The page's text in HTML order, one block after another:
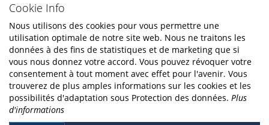
Cookie Info
Nous utilisons des cookies pour vous permettre une
utilisation optimale de notre site web. Nous ne traitons les
données à des fins de statistiques et de marketing que si
vous nous donnez votre accord. Vous pouvez révoquer votre
consentement à tout moment avec effet pour l'avenir. Vous
trouverez de plus amples informations sur les cookies et les
possibilités d'adaptation sous Protection des données. Plus
d'informations
fin
de
la
galerie
d’images
début
de
la
Galerie
d’images